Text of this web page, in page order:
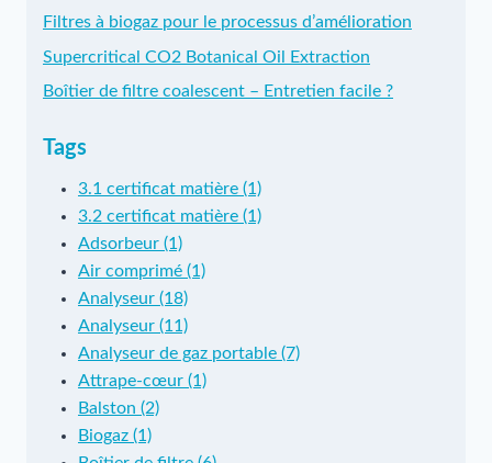
Filtres à biogaz pour le processus d’amélioration
Supercritical CO2 Botanical Oil Extraction
Boîtier de filtre coalescent – Entretien facile ?
Tags
3.1 certificat matière (1)
3.2 certificat matière (1)
Adsorbeur (1)
Air comprimé (1)
Analyseur (18)
Analyseur (11)
Analyseur de gaz portable (7)
Attrape-cœur (1)
Balston (2)
Biogaz (1)